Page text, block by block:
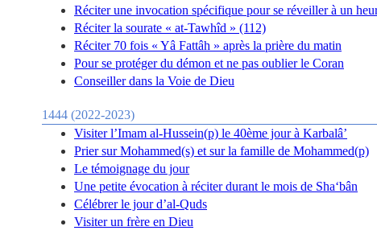
Réciter une invocation spécifique pour se réveiller à un
Réciter la sourate « at-Tawhîd » (112)
Réciter 70 fois « Yâ Fattâh » après la prière du matin
Pour se protéger du démon et ne pas oublier le Coran
Conseiller dans la Voie de Dieu
1444 (2022-2023)
Visiter l’Imam al-Hussein(p) le 40ème jour à Karbalâ’
Prier sur Mohammed(s) et sur la famille de Mohammed(p)
Le témoignage du jour
Une petite évocation à réciter durant le mois de Sha‘bân
Célébrer le jour d’al-Quds
Visiter un frère en Dieu